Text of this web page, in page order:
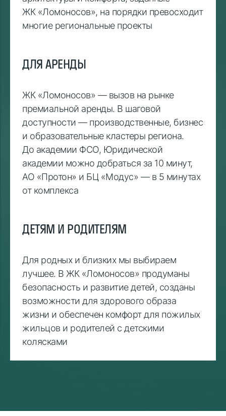
ЖК «Ломоносов», на порядки превосходит
многие региональные проекты
ДЛЯ АРЕНДЫ
ЖК «Ломоносов» — вызов на рынке
премиальной аренды. В шаговой
доступности — производственные, бизнес
и образовательные кластеры региона.
До академии ФСО, Юридической
академии можно добраться за 10 минут,
АО «Протон» и БЦ «Модус» — в 5 минутах
от комплекса
ДЕТЯМ И РОДИТЕЛЯМ
Для родных и близких мы выбираем
лучшее. В ЖК «Ломоносов» продуманы
безопасность и развитие детей, созданы
возможности для здорового образа
жизни и обеспечен комфорт для пожилых
жильцов и родителей с детскими
колясками